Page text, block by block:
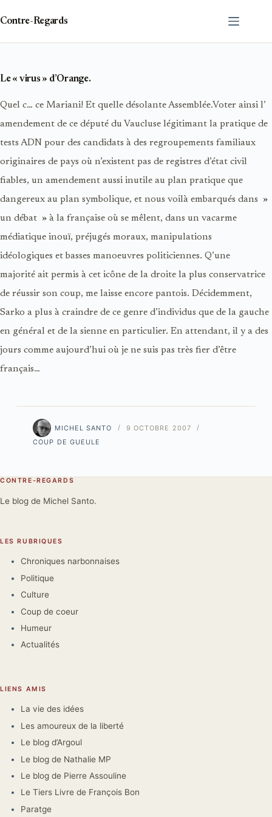
contenu
Contre-Regards
Le « virus » d’Orange.
Quel c… ce Mariani! Et quelle désolante Assemblée.Voter ainsi l’
amendement de ce député du Vaucluse légitimant la pratique de
tests ADN pour des candidats à des regroupements familiaux
originaires de pays où n’existent pas de registres d’état civil
fiables, un amendement aussi inutile au plan pratique que
dangereux au plan symbolique, et nous voilà embarqués dans »
un débat » à la française où se mêlent, dans un vacarme
médiatique inouï, préjugés moraux, manipulations
idéologiques et basses manoeuvres politiciennes. Q’une
majorité ait permis à cet icône de la droite la plus conservatrice
de réussir son coup, me laisse encore pantois. Décidemment,
Sarko a plus à craindre de ce genre d’individus que de la gauche
en général et de la sienne en particulier. En attendant, il y a des
jours comme aujourd’hui où je ne suis pas très fier d’être
français…
MICHEL SANTO
9 OCTOBRE 2007
COUP DE GUEULE
CONTRE-REGARDS
Le blog de Michel Santo.
LES RUBRIQUES
Chroniques narbonnaises
Politique
Culture
Coup de coeur
Humeur
Actualités
LIENS AMIS
La vie des idées
Les amoureux de la liberté
Le blog d’Argoul
Le blog de Nathalie MP
Le blog de Pierre Assouline
Le Tiers Livre de François Bon
Paratge